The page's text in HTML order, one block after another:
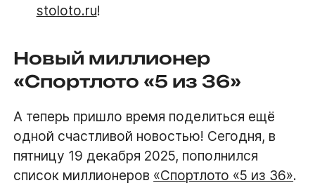
stoloto.ru!
Новый миллионер
«Спортлото «5 из 36»
А теперь пришло время поделиться ещё
одной счастливой новостью! Сегодня, в
пятницу 19 декабря 2025, пополнился
список миллионеров «Спортлото «5 из 36».